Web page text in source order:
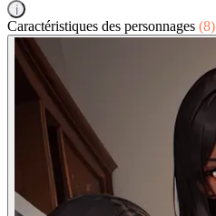
i
Caractéristiques des personnages (8)